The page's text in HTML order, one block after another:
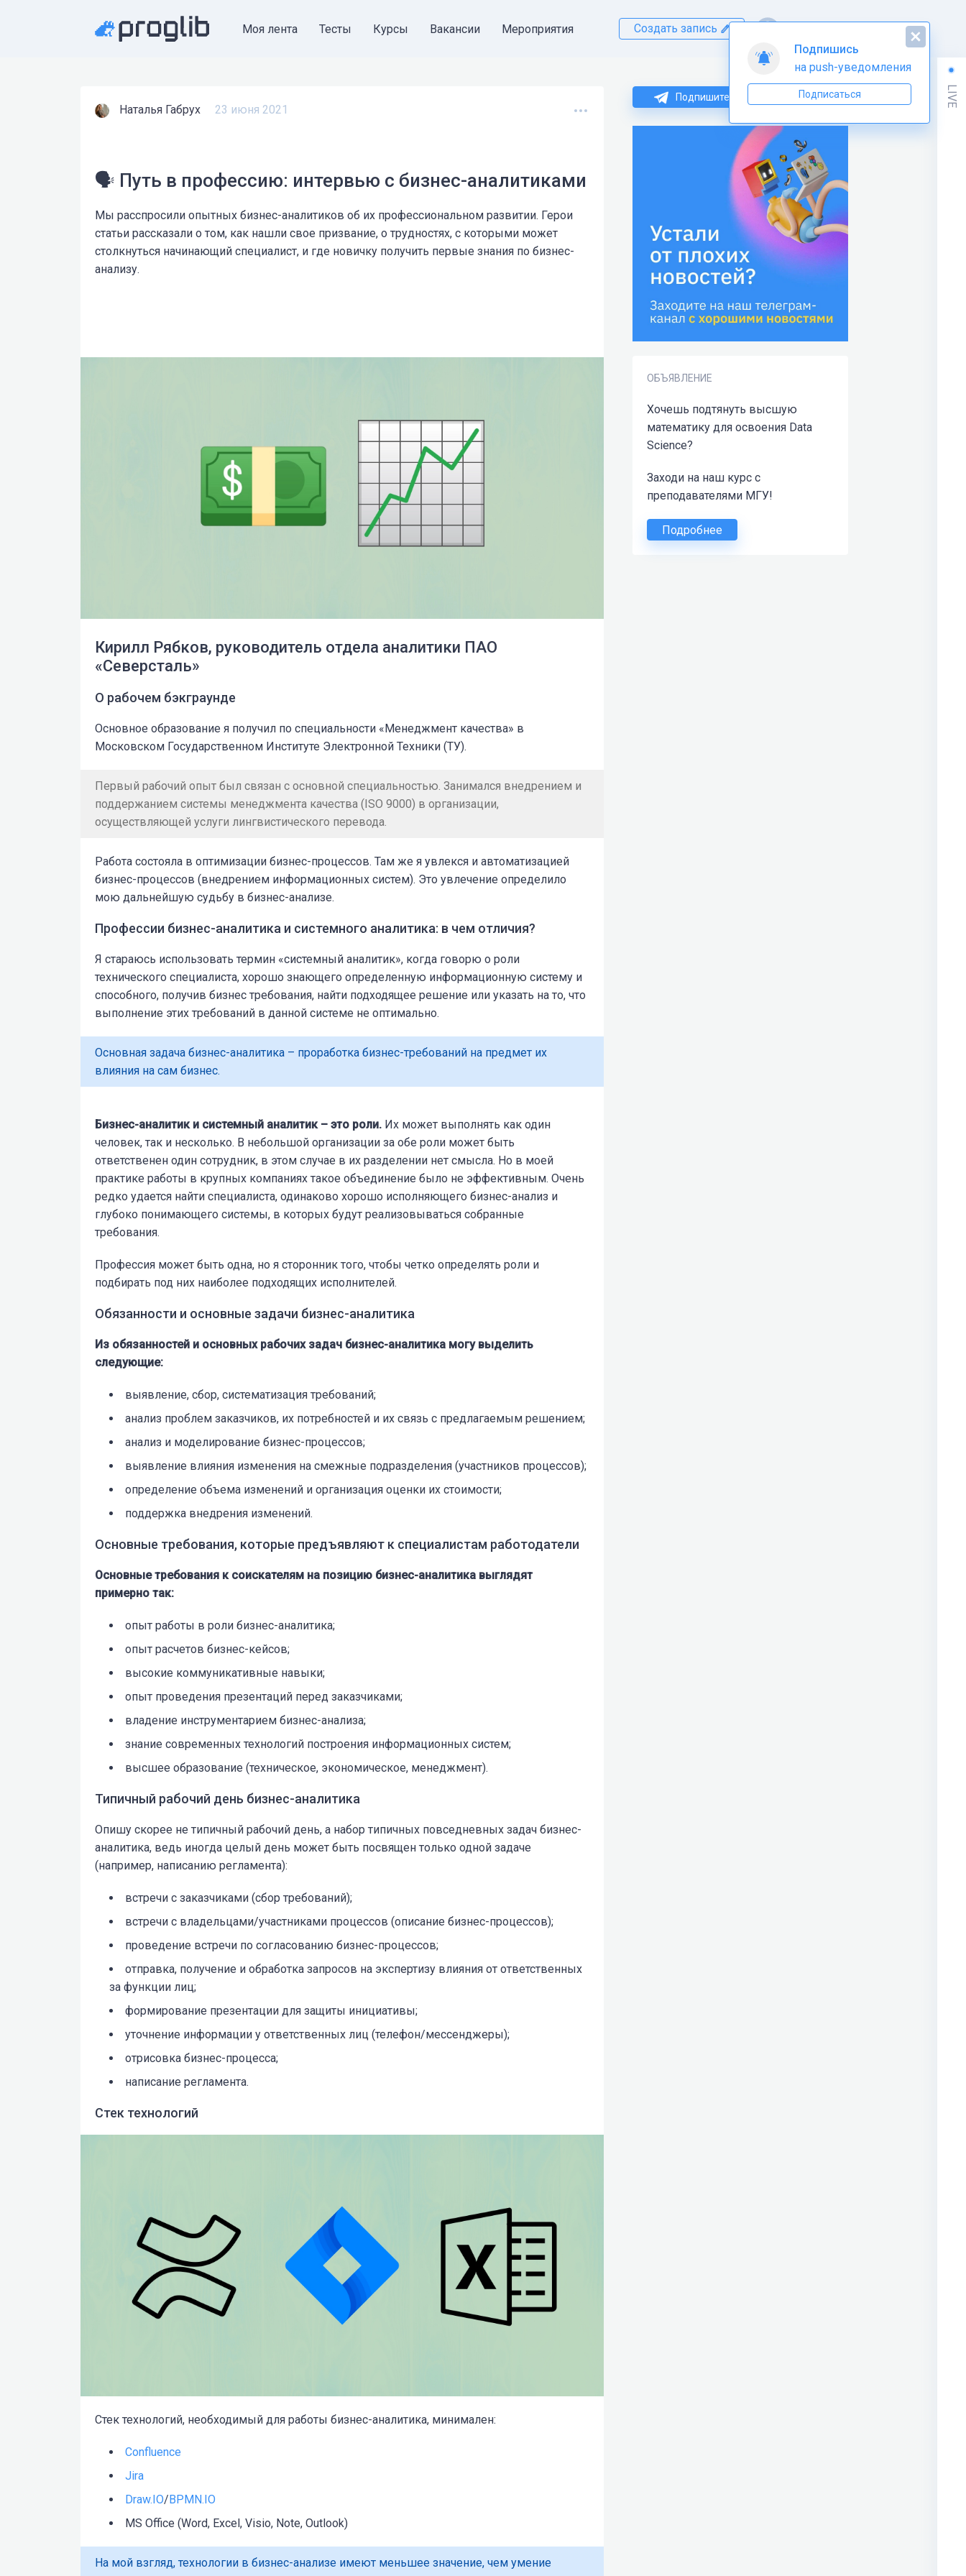
Моя лента Тесты Курсы Вакансии Мероприятия Создать запись
Подпишитесь на нас в Telegram
ОБЪЯВЛЕНИЕ
Хочешь подтянуть высшую
математику для освоения Data
Science?
Заходи на наш курс с
преподавателями МГУ!
Подробнее
Наталья Габрух 23 июня 2021
🗣️ Путь в профессию: интервью с бизнес-аналитиками
Мы расспросили опытных бизнес-аналитиков об их профессиональном развитии. Герои
статьи рассказали о том, как нашли свое призвание, о трудностях, с которыми может
столкнуться начинающий специалист, и где новичку получить первые знания по бизнес-
анализу.
Кирилл Рябков, руководитель отдела аналитики ПАО
«Северсталь»
О рабочем бэкграунде
Основное образование я получил по специальности «Менеджмент качества» в
Московском Государственном Институте Электронной Техники (ТУ).
Первый рабочий опыт был связан с основной специальностью. Занимался внедрением и
поддержанием системы менеджмента качества (ISO 9000) в организации,
осуществляющей услуги лингвистического перевода.
Работа состояла в оптимизации бизнес-процессов. Там же я увлекся и автоматизацией
бизнес-процессов (внедрением информационных систем). Это увлечение определило
мою дальнейшую судьбу в бизнес-анализе.
Профессии бизнес-аналитика и системного аналитика: в чем отличия?
Я стараюсь использовать термин «системный аналитик», когда говорю о роли
технического специалиста, хорошо знающего определенную информационную систему и
способного, получив бизнес требования, найти подходящее решение или указать на то, что
выполнение этих требований в данной системе не оптимально.
Основная задача бизнес-аналитика – проработка бизнес-требований на предмет их
влияния на сам бизнес.
Бизнес-аналитик и системный аналитик – это роли. Их может выполнять как один
человек, так и несколько. В небольшой организации за обе роли может быть
ответственен один сотрудник, в этом случае в их разделении нет смысла. Но в моей
практике работы в крупных компаниях такое объединение было не эффективным. Очень
редко удается найти специалиста, одинаково хорошо исполняющего бизнес-анализ и
глубоко понимающего системы, в которых будут реализовываться собранные
требования.
Профессия может быть одна, но я сторонник того, чтобы четко определять роли и
подбирать под них наиболее подходящих исполнителей.
Обязанности и основные задачи бизнес-аналитика
Из обязанностей и основных рабочих задач бизнес-аналитика могу выделить
следующие:
выявление, сбор, систематизация требований;
анализ проблем заказчиков, их потребностей и их связь с предлагаемым решением;
анализ и моделирование бизнес-процессов;
выявление влияния изменения на смежные подразделения (участников процессов);
определение объема изменений и организация оценки их стоимости;
поддержка внедрения изменений.
Основные требования, которые предъявляют к специалистам работодатели
Основные требования к соискателям на позицию бизнес-аналитика выглядят
примерно так:
опыт работы в роли бизнес-аналитика;
опыт расчетов бизнес-кейсов;
высокие коммуникативные навыки;
опыт проведения презентаций перед заказчиками;
владение инструментарием бизнес-анализа;
знание современных технологий построения информационных систем;
высшее образование (техническое, экономическое, менеджмент).
Типичный рабочий день бизнес-аналитика
Опишу скорее не типичный рабочий день, а набор типичных повседневных задач бизнес-
аналитика, ведь иногда целый день может быть посвящен только одной задаче
(например, написанию регламента):
встречи с заказчиками (сбор требований);
встречи с владельцами/участниками процессов (описание бизнес-процессов);
проведение встречи по согласованию бизнес-процессов;
отправка, получение и обработка запросов на экспертизу влияния от ответственных
за функции лиц;
формирование презентации для защиты инициативы;
уточнение информации у ответственных лиц (телефон/мессенджеры);
отрисовка бизнес-процесса;
написание регламента.
Стек технологий
Стек технологий, необходимый для работы бизнес-аналитика, минимален:
Confluence
Jira
Draw.IO/BPMN.IO
MS Office (Word, Excel, Visio, Note, Outlook)
На мой взгляд, технологии в бизнес-анализе имеют меньшее значение, чем умение
LIVE
Подпишись
на push-уведомления
Подписаться